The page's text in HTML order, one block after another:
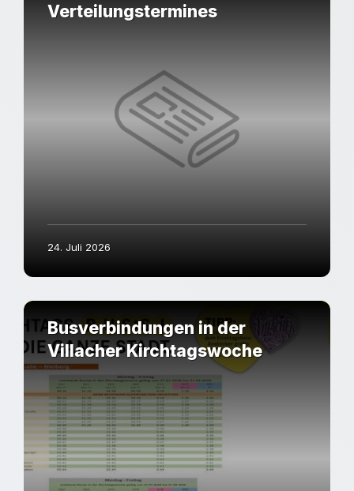
Verteilungstermines
24. Juli 2026
Busverbindungen in der
Villacher Kirchtagswoche